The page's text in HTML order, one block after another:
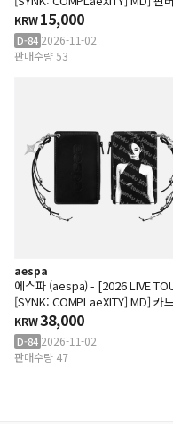
SET
KRW15,000
D-84 2026-11-02
판매수량 53
aespa
에스파 (aespa) - [2026 LIVE
[SYNK: COMPLaeXITY] MD] 카
갑
KRW38,000
D-84 2026-11-02
판매수량 47